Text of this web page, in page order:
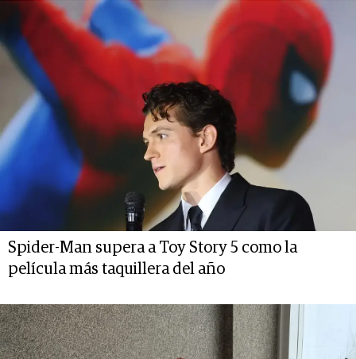
Spider-Man supera a Toy Story 5 como la
película más taquillera del año